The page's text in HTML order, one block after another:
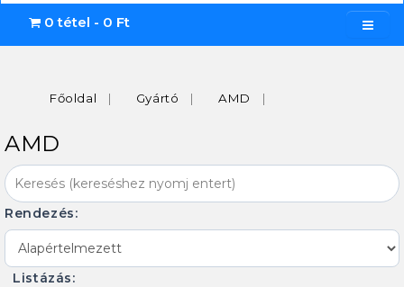
0 tétel - 0 Ft
Főoldal Gyártó AMD
AMD
Rendezés:
Listázás: